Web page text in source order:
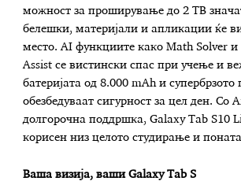
можност за проширување до 2 TB
белешки, материјали и апликации ќе
место. AI функциите како Math Solver
Assist се вистински спас при учење и
батеријата од 8.000 mAh и
обезбедуваат сигурност за цел ден. Со
долгорочна поддршка, Galaxy Tab S10
корисен низ целото студирање и
Ваша визија, ваши Galaxy Tab S